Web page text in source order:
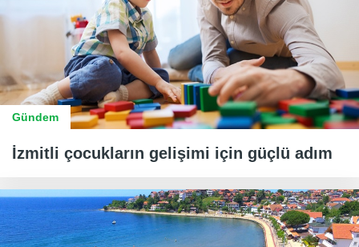
Gündem
İzmitli çocukların gelişimi için güçlü adım